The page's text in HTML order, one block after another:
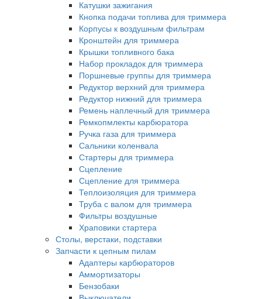
Катушки зажигания
Кнопка подачи топлива для триммера
Корпусы к воздушным фильтрам
Кронштейн для триммера
Крышки топливного бака
Набор прокладок для триммера
Поршневые группы для триммера
Редуктор верхний для триммера
Редуктор нижний для триммера
Ремень наплечный для триммера
Ремкопмлекты карбюратора
Ручка газа для триммера
Сальники коленвала
Стартеры для триммера
Сцепление
Сцепление для триммера
Теплоизоляция для триммера
Труба с валом для триммера
Фильтры воздушные
Храповики стартера
Столы, верстаки, подставки
Запчасти к цепным пилам
Адаптеры карбюраторов
Аммортизаторы
Бензобаки